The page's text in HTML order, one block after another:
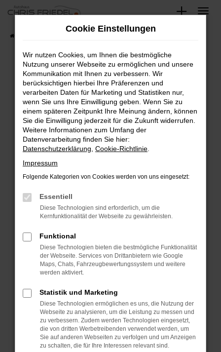
Zum
springen
Fahrzeugsuche
Fehler: Network Error
Beim Laden ist ein Fehler aufgetreten.
Hier sind ein paar Tipps, die dir helfen können:
Überprüfe deine Firewall und deine
Internetverbindung.
Laden andere Webseiten, zum Beispiel deine
Suchmaschine?
Prüfe deine Browsererweiterungen.
können das Laden bestimmter Seiten
verhindern. Funktioniert die Seite in einem
anderen Browser oder in einem privaten
Starte dein Gerät neu.
Das kann manchmal helfen, vorübergehende
Probleme zu beheben.
Betriebssystem auf dem neuesten Stand
sind.
Veraltete Software birgt nicht nur ein
Sicherheitsrisiko, sondern kann auch dazu
führen, dass bestimmte Funktionen nicht mehr
unterstützt werden.
Cookie Einstellungen
Wir nutzen Cookies, um Ihnen die bestmögliche
Nutzung unserer Webseite zu ermöglichen und unsere
Kommunikation mit Ihnen zu verbessern. Wir
berücksichtigen hierbei Ihre Präferenzen und
verarbeiten Daten für Marketing und Statistiken nur,
wenn Sie uns Ihre Einwilligung geben. Wenn Sie zu
einem späteren Zeitpunkt Ihre Meinung ändern, können
Sie die Einwilligung jederzeit für die Zukunft widerrufen.
Weitere Informationen zum Umfang der
Datenverarbeitung finden Sie hier:
Datenschutzerklärung Cookie-Richtlinie
Impressum
Folgende Kategorien von Cookies werden von uns eingesetzt:
Essentiell
Diese Technologien sind erforderlich, um die
Kernfunktionalität der Webseite zu gewährleisten.
Funktional
Diese Technologien bieten die bestmögliche Funktionalität
der Webseite. Services von Drittanbietern wie Google
Maps, Chats, Fahrzeugbewertungssystem und weitere
werden aktiviert.
Statistik und Marketing
Diese Technologien ermöglichen es uns, die Nutzung der
Webseite zu analysieren, um die Leistung zu messen und
zu verbessern. Zudem werden Technologien eingesetzt,
die von dritten Werbetreibenden verwendet werden, um
Sie auf anderen Webseiten zu verfolgen und um Anzeigen
zu schalten, die für Ihre Interessen relevant sind.